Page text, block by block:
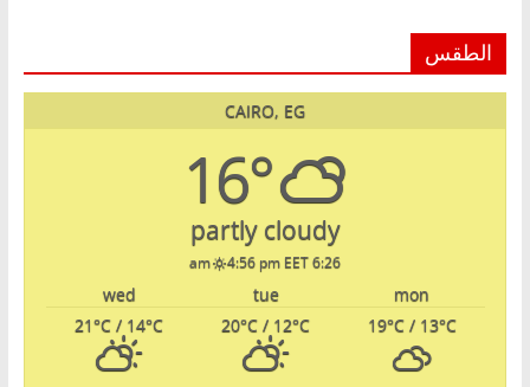
الطقس
CAIRO, EG
16°
partly cloudy
6:26 am
4:56 pm EET
mon
tue
wed
19°C/ 13°C
20°C / 12°C
21°C / 14°C